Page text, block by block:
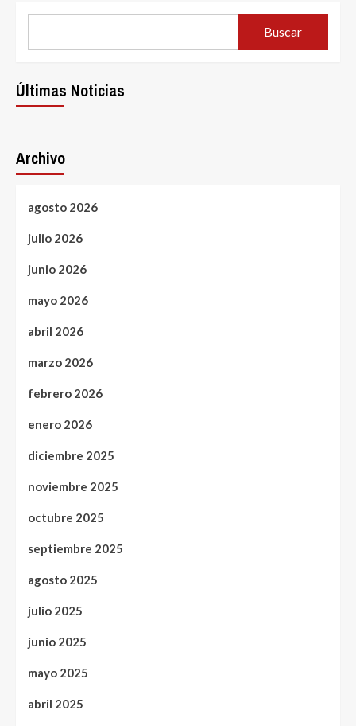
Buscar
Últimas Noticias
Archivo
agosto 2026
julio 2026
junio 2026
mayo 2026
abril 2026
marzo 2026
febrero 2026
enero 2026
diciembre 2025
noviembre 2025
octubre 2025
septiembre 2025
agosto 2025
julio 2025
junio 2025
mayo 2025
abril 2025